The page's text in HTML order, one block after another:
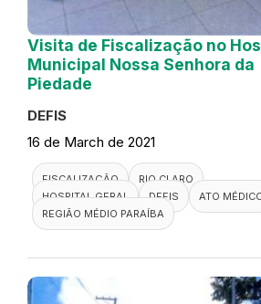
Visita de Fiscalização no
Municipal Nossa Senhora da
Piedade
DEFIS
16 de March de 2021
FISCALIZAÇÃO
RIO CLARO
HOSPITAL GERAL
DEFIS
ATO
REGIÃO MÉDIO PARAÍBA